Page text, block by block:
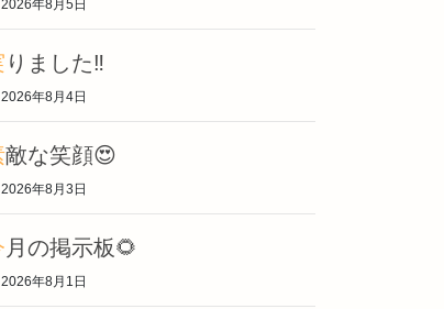
2026年8月5日
実りました‼️
2026年8月4日
素敵な笑顔😍
2026年8月3日
今月の掲示板🌻
2026年8月1日